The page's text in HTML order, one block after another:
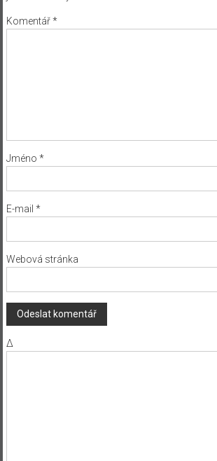
Komentář*
Jméno *
E-mail *
Webová stránka
Δ